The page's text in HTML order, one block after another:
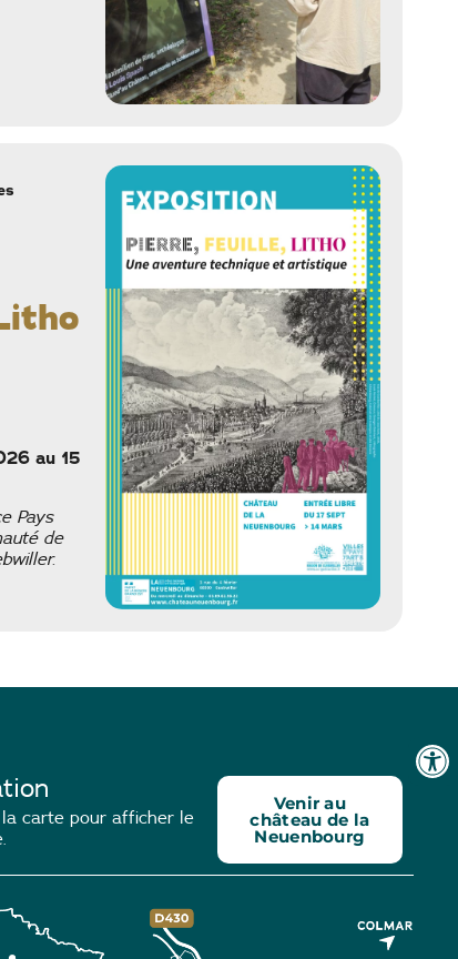
au 15
Pays
de
carte pour afficher le
Venir au
château de la
Neuenbourg